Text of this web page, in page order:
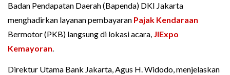
Badan Pendapatan Daerah (Bapenda) DKI Jakarta
menghadirkan layanan pembayaran Pajak Kendaraan
Bermotor (PKB) langsung di lokasi acara, JIExpo
Kemayoran.
Direktur Utama Bank Jakarta, Agus H. Widodo, menjelaskan